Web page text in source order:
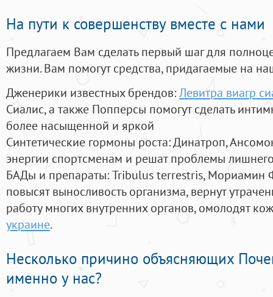
На пути к совершенству вместе с нами
Предлагаем Вам сделать первый шаг для
жизни. Вам помогут средства, придагаемые на
Дженерики известных брендов:Левитра виагр
Сиалис, а также Попперсы помогут сделать
более насыщенной и яркой
Синтетические гормоны роста: Динатроп,
энергии спортсменам и решат проблемы
БАДы и препараты:Tribulus terrestris, Мориамин
повысят выносливость организма, вернут
работу многих внутренних органов, омолодят
украине.
Несколько причино объясняющих
именно у нас?